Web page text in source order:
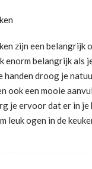
zijn een belangrijk
enorm belangrijk
handen droog je
ook een mooie
je ervoor dat er in
leuk ogen in de